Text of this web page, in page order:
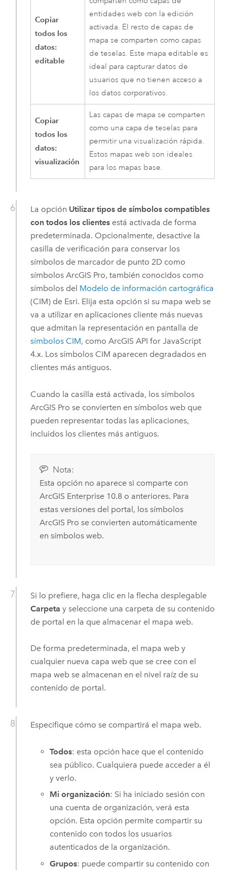
Copiar
todos los
datos:
editable
entidades web con la edición
activada. El resto de capas de
mapa se comparten como capas
de teselas. Este mapa editable es
ideal para capturar datos de
usuarios que no tienen acceso a
los datos corporativos.
Copiar
todos los
datos:
visualización
Las capas de mapa se comparten
como una capa de teselas para
permitir una visualización rápida.
Estos mapas web son ideales
para los mapas base.
La opción Utilizar tipos de símbolos compatibles
con todos los clientesestá activada de forma
predeterminada. Opcionalmente, desactive la
casilla de verificación para conservar los
símbolos de marcador de punto 2D como
símbolos ArcGIS Pro, también conocidos como
símbolos del Modelo de información cartográfica
(CIM) de Esri. Elija esta opción si su mapa web se
va a utilizar en aplicaciones cliente más nuevas
que admitan la representación en pantalla de
símbolos CIM, como ArcGIS API for JavaScript
4.x. Los símbolos CIM aparecen degradados en
clientes más antiguos.
Cuando la casilla está activada, los símbolos
ArcGIS Pro se convierten en símbolos web que
pueden representar todas las aplicaciones,
incluidos los clientes más antiguos.
Nota:
Esta opción no aparece si comparte con
ArcGIS Enterprise 10.8o anteriores. Para
estas versiones del portal, los símbolos
ArcGIS Pro se convierten automáticamente
en símbolos web.
Si lo prefiere, haga clic en la flecha desplegable
Carpeta y seleccione una carpeta de su contenido
de portal en la que almacenar el mapa web.
De forma predeterminada, el mapa web y
cualquier nueva capa web que se cree con el
mapa web se almacenan en el nivel raíz de su
contenido de portal.
Especifique cómo se compartirá el mapa web.
Todos: esta opción hace que el contenido
sea público. Cualquiera puede acceder a él
y verlo.
Mi organización: Si ha iniciado sesión con
una cuenta de organización, verá esta
opción. Esta opción permite compartir su
contenido con todos los usuarios
autenticados de la organización.
Grupos: puede compartir su contenido con